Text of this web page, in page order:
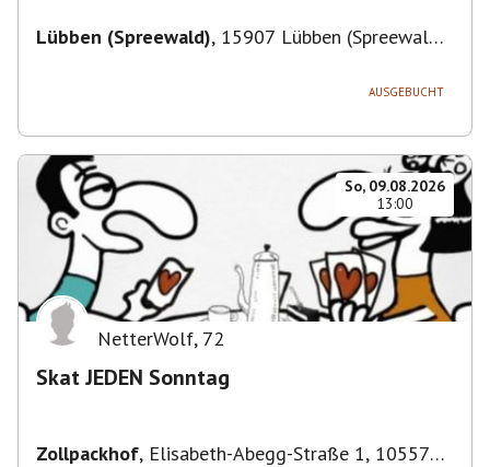
Lübben (Spreewald), 15907 Lübben (Spreewald),
AUSGEBUCHT
So, 09.08.2026
13:00
NetterWolf, 72
Skat JEDEN Sonntag
Zollpackhof, Elisabeth-Abegg-Straße 1, 10557